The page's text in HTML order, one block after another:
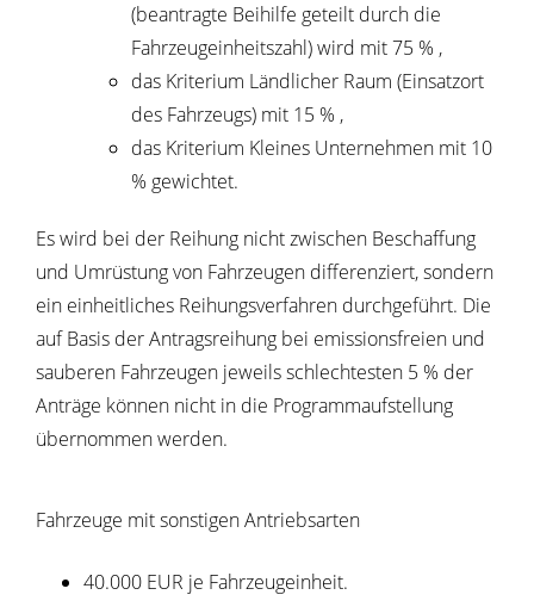
(beantragte Beihilfe geteilt durch die
Fahrzeugeinheitszahl) wird mit 75 % ,
das Kriterium Ländlicher Raum (Einsatzort
des Fahrzeugs) mit 15 % ,
das Kriterium Kleines Unternehmen mit 10
% gewichtet.
Es wird bei der Reihung nicht zwischen Beschaffung
und Umrüstung von Fahrzeugen differenziert, sondern
ein einheitliches Reihungsverfahren durchgeführt. Die
auf Basis der Antragsreihung bei emissionsfreien und
sauberen Fahrzeugen jeweils schlechtesten 5 % der
Anträge können nicht in die Programmaufstellung
übernommen werden.
Fahrzeuge mit sonstigen Antriebsarten
40.000 EUR je Fahrzeugeinheit.